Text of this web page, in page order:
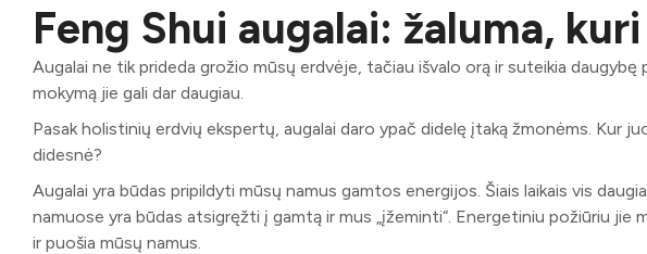
Feng Shui augalai: žaluma,
Augalai ne tik prideda grožio mūsų erdvėje, tačiau išvalo orą ir suteikia
mokymą jie gali dar daugiau.
Pasak holistinių erdvių ekspertų, augalai daro ypač didelę įtaką žmonėms. Kur
didesnė?
Augalai yra būdas pripildyti mūsų namus gamtos energijos. Šiais laikais vis
namuose yra būdas atsigręžti į gamtą ir mus „įžeminti“. Energetiniu požiūriu jie
ir puošia mūsų namus.